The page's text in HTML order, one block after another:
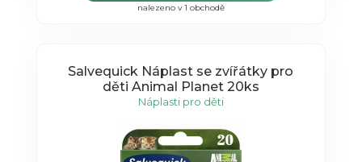
nalezeno v 1 obchodě
Salvequick Náplast se zvířátky pro
děti Animal Planet 20ks
Náplasti pro děti